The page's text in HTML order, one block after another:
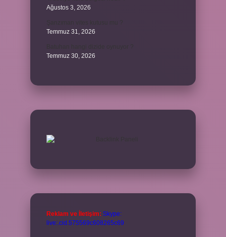
Ağustos 3, 2026
Temmuz 31, 2026
Temmuz 30, 2026
Reklam ve İletişim: Skype:
live:.cid.575569c608265c69